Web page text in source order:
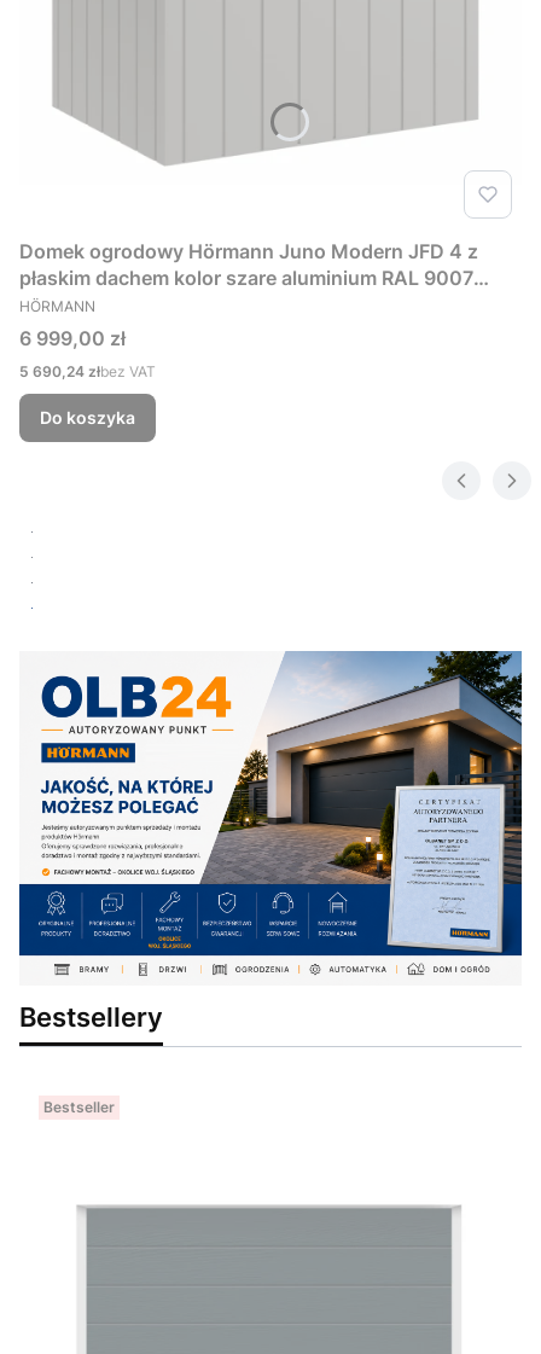
Domek ogrodowy Hörmann Juno Modern JFD 4 z
płaskim dachem kolor szare aluminium RAL 9007
229x181 cm
PRODUCENT
HÖRMANN
Cena
6 999,00 zł
Cena
5 690,24 złbez VAT
Do koszyka
Bestsellery
Bestseller